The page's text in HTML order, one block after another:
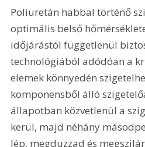
Poliuretán habbal történő
optimális belső
időjárástól függetlenül
technológiából adódóan a
elemek könnyedén
komponensből álló
állapotban közvetlenül a
kerül, majd néhány
lép, megduzzad és